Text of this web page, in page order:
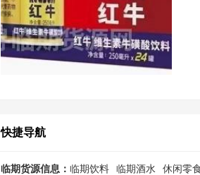
快捷导航
临期货源信息： 临期饮料 临期酒水 休闲零